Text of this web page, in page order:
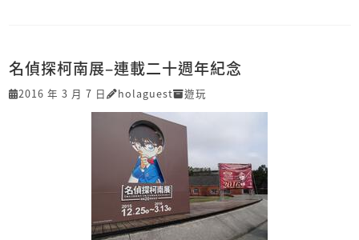
名偵探柯南展–連載二十週年紀念
2016 年 3 月 7 日 holaguest 遊玩